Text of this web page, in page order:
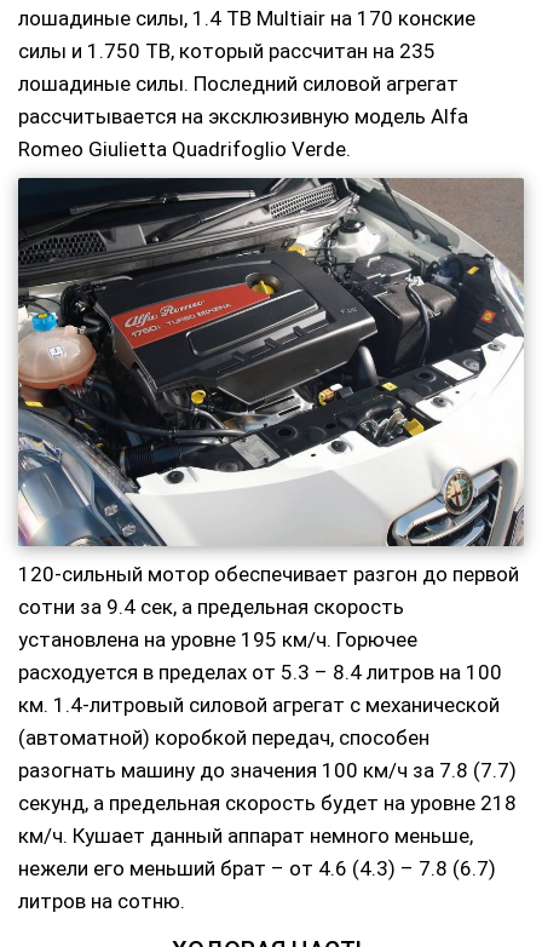
лошадиные силы, 1.4 TB Multiair на 170 конские
силы и 1.750 ТВ, который рассчитан на 235
лошадиные силы. Последний силовой агрегат
рассчитывается на эксклюзивную модель Alfa
Romeo Giulietta Quadrifoglio Verde.
120-сильный мотор обеспечивает разгон до первой
сотни за 9.4 сек, а предельная скорость
установлена на уровне 195 км/ч. Горючее
расходуется в пределах от 5.3 – 8.4 литров на 100
км. 1.4-литровый силовой агрегат с механической
(автоматной) коробкой передач, способен
разогнать машину до значения 100 км/ч за 7.8 (7.7)
секунд, а предельная скорость будет на уровне 218
км/ч. Кушает данный аппарат немного меньше,
нежели его меньший брат – от 4.6 (4.3) – 7.8 (6.7)
литров на сотню.